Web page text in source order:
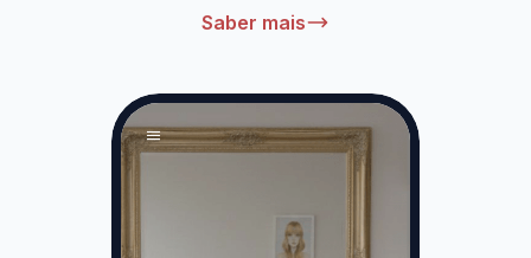
Saber mais